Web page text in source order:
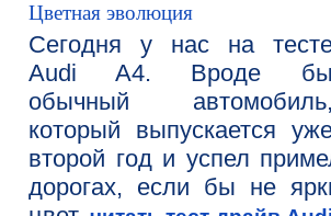
Цветная эволюция
Сегодня у нас на
Audi A4. Вроде бы
обычный автомобиль,
который выпускается
второй год и успел
дорогах, если бы не